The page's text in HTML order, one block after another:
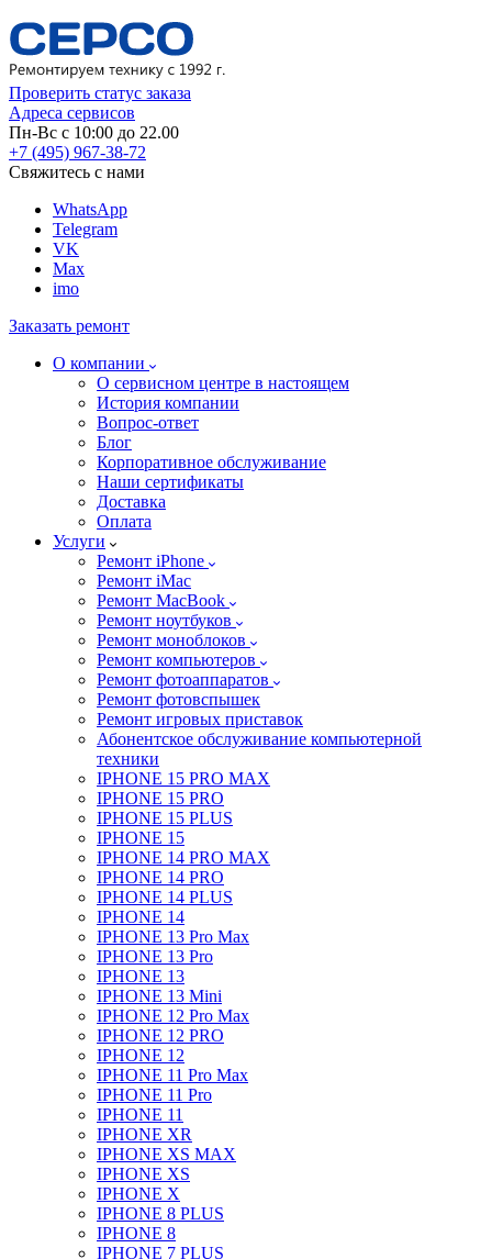
Проверить статус заказа
Адреса сервисов
Пн-Вс с 10:00 до 22.00
+7 (495) 967-38-72
Свяжитесь с нами
WhatsApp
Telegram
VK
Max
imo
Заказать ремонт
О компании
О сервисном центре в настоящем
История компании
Вопрос-ответ
Блог
Корпоративное обслуживание
Наши сертификаты
Доставка
Оплата
Услуги
Ремонт iPhone
Ремонт iMac
Ремонт MacBook
Ремонт ноутбуков
Ремонт моноблоков
Ремонт компьютеров
Ремонт фотоаппаратов
Ремонт фотовспышек
Ремонт игровых приставок
Абонентское обслуживание компьютерной
техники
IPHONE 15 PRO MAX
IPHONE 15 PRO
IPHONE 15 PLUS
IPHONE 15
IPHONE 14 PRO MAX
IPHONE 14 PRO
IPHONE 14 PLUS
IPHONE 14
IPHONE 13 Pro Max
IPHONE 13 Pro
IPHONE 13
IPHONE 13 Mini
IPHONE 12 Pro Max
IPHONE 12 PRO
IPHONE 12
IPHONE 11 Pro Max
IPHONE 11 Pro
IPHONE 11
IPHONE XR
IPHONE XS MAX
IPHONE XS
IPHONE X
IPHONE 8 PLUS
IPHONE 8
IPHONE 7 PLUS